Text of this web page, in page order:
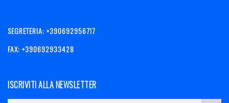
SEGRETERIA: +390692956717
FAX: +390692933428
ISCRIVITI ALLA NEWSLETTER